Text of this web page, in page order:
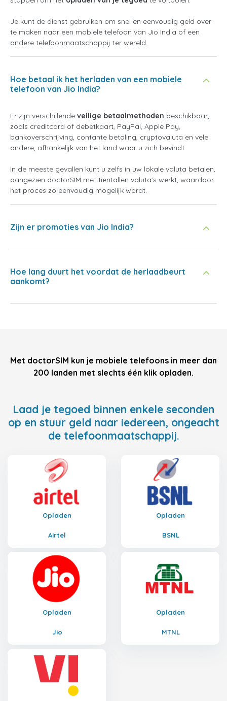
Je kunt de dienst gebruiken om snel en eenvoudig geld over
te maken naar een mobiele telefoon van Jio India of een
andere telefoonmaatschappij ter wereld.
Hoe betaal ik het herladen van een mobiele
telefoon van Jio India?
Er zijn verschillende veilige betaalmethoden beschikbaar,
zoals creditcard of debetkaart, PayPal, Apple Pay,
bankoverschrijving, contante betaling, cryptovaluta en vele
andere, afhankelijk van het land waar u zich bevindt.
In de meeste gevallen kunt u zelfs in uw lokale valuta betalen,
aangezien doctorSIM met tientallen valuta's werkt, waardoor
het proces zo eenvoudig mogelijk wordt.
Zijn er promoties van Jio India?
Hoe lang duurt het voordat de herlaadbeurt
aankomt?
Met doctorSIM kun je mobiele telefoons in meer dan
200 landen met slechts één klik opladen.
Laad je tegoed binnen enkele seconden
op en stuur geld naar iedereen, ongeacht
de telefoonmaatschappij.
Opladen
Airtel
Opladen
BSNL
Opladen
Jio
Opladen
MTNL